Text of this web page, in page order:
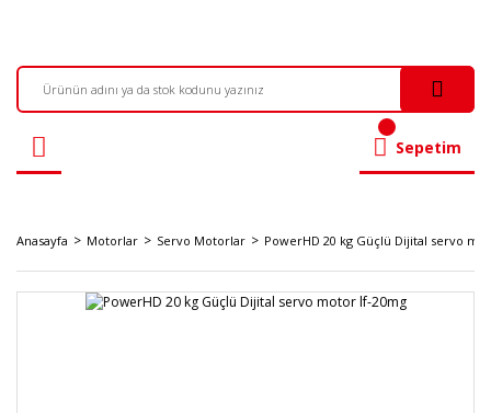
Sepetim
Anasayfa Motorlar Servo Motorlar PowerHD 20 kg Güçlü Dijital servo